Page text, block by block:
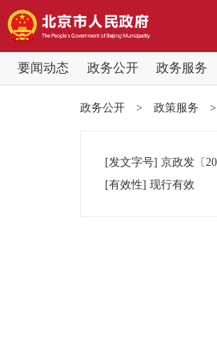
要闻动态 政务公开 政务服务
党中央精神
政务公开 > 政策服务
[发文字号] 京政发 〔
[有效性] 现行有效